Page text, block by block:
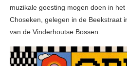
muzikale goesting mogen doen in
Choseken, gelegen in de Beekstraat
van de Vinderhoutse Bossen.